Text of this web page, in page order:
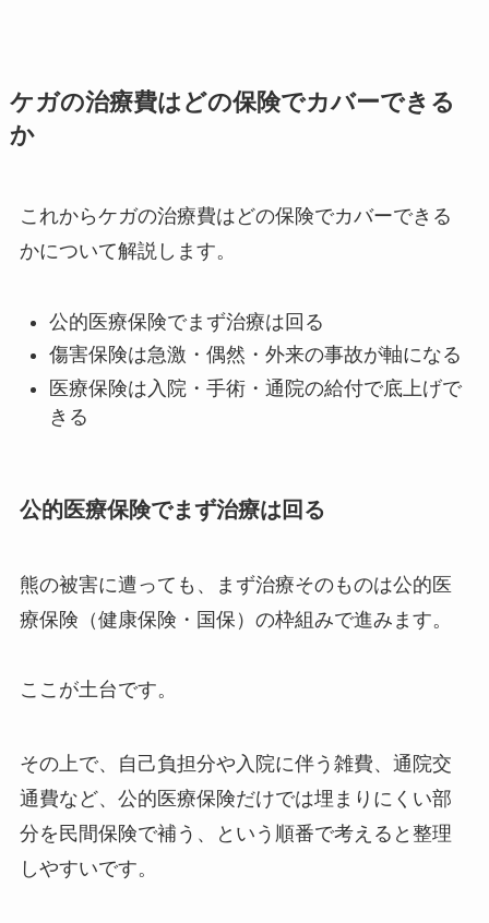
ケガの治療費はどの保険でカバーできる
か
これからケガの治療費はどの保険でカバーできる
かについて解説します。
公的医療保険でまず治療は回る
傷害保険は急激・偶然・外来の事故が軸になる
医療保険は入院・手術・通院の給付で底上げで
きる
公的医療保険でまず治療は回る
熊の被害に遭っても、まず治療そのものは公的医
療保険（健康保険・国保）の枠組みで進みます。
ここが土台です。
その上で、自己負担分や入院に伴う雑費、通院交
通費など、公的医療保険だけでは埋まりにくい部
分を民間保険で補う、という順番で考えると整理
しやすいです。